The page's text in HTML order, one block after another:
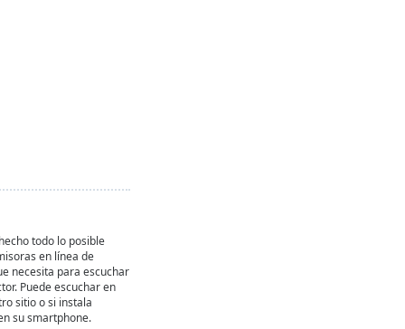
todo lo posible
en línea de
necesita para escuchar
Puede escuchar en
sitio o si instala
su smartphone.